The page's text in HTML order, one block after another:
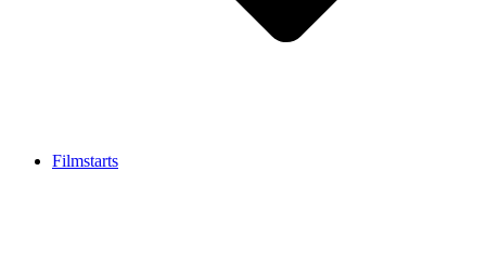
Filmstarts